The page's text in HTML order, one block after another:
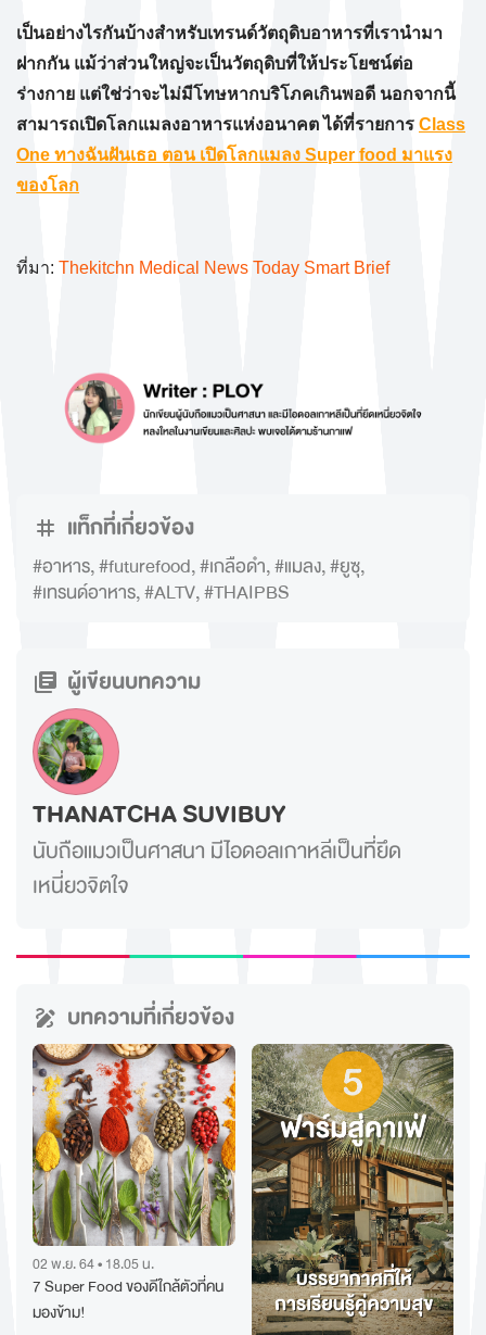
เป็นอย่างไรกันบ้างสำหรับเทรนด์วัตถุดิบอาหารที่เรานำมา
ฝากกัน แม้ว่าส่วนใหญ่จะเป็นวัตถุดิบที่ให้ประโยชน์ต่อ
ร่างกาย แต่ใช่ว่าจะไม่มีโทษหากบริโภคเกินพอดี นอกจากนี้
สามารถเปิดโลกแมลงอาหารแห่งอนาคต ได้ที่รายการ Class
One ทางฉันฝันเธอ ตอน เปิดโลกแมลง Super food มาแรง
ของโลก
ที่มา: Thekitchn Medical News Today Smart Brief
แท็กที่เกี่ยวข้อง
#อาหาร,#futurefood,#เกลือดำ,#แมลง,#ยูซุ,
#เทรนด์อาหาร,#ALTV,#THAIPBS
ผู้เขียนบทความ
THANATCHA SUVIBUY
นับถือแมวเป็นศาสนา มีไอดอลเกาหลีเป็นที่ยึด
เหนี่ยวจิตใจ
บทความที่เกี่ยวข้อง
02 พ.ย. 64 • 18.05 น.
7 Super Food ของดีใกล้ตัวที่คน
มองข้าม!